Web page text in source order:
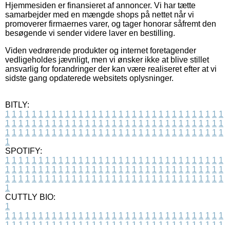
Hjemmesiden er finansieret af annoncer. Vi har tætte
samarbejder med en mængde shops på nettet når vi
promoverer firmaernes varer, og tager honorar såfremt den
besøgende vi sender videre laver en bestilling.
Viden vedrørende produkter og internet foretagender
vedligeholdes jævnligt, men vi ønsker ikke at blive stillet
ansvarlig for forandringer der kan være realiseret efter at vi
sidste gang opdaterede websitets oplysninger.
BITLY:
1 1 1 1 1 1 1 1 1 1 1 1 1 1 1 1 1 1 1 1 1 1 1 1 1 1 1 1 1 1 1 1 1
1 1 1 1 1 1 1 1 1 1 1 1 1 1 1 1 1 1 1 1 1 1 1 1 1 1 1 1 1 1 1 1 1
1 1 1 1 1 1 1 1 1 1 1 1 1 1 1 1 1 1 1 1 1 1 1 1 1 1 1 1 1 1 1 1 1
1
SPOTIFY:
1 1 1 1 1 1 1 1 1 1 1 1 1 1 1 1 1 1 1 1 1 1 1 1 1 1 1 1 1 1 1 1 1
1 1 1 1 1 1 1 1 1 1 1 1 1 1 1 1 1 1 1 1 1 1 1 1 1 1 1 1 1 1 1 1 1
1 1 1 1 1 1 1 1 1 1 1 1 1 1 1 1 1 1 1 1 1 1 1 1 1 1 1 1 1 1 1 1 1
1
CUTTLY BIO:
1
1 1 1 1 1 1 1 1 1 1 1 1 1 1 1 1 1 1 1 1 1 1 1 1 1 1 1 1 1 1 1 1 1